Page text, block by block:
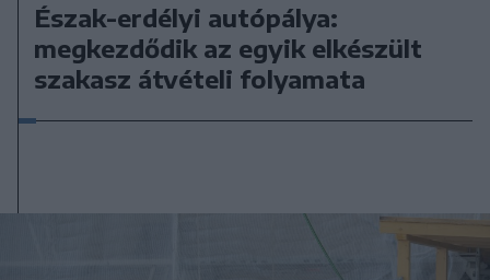
Észak-erdélyi autópálya:
megkezdődik az egyik elkészült
szakasz átvételi folyamata